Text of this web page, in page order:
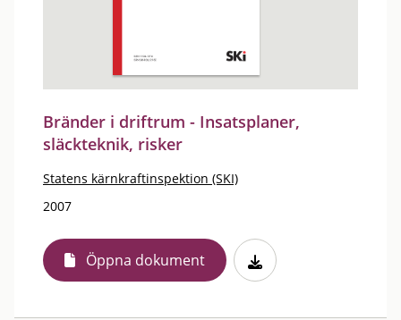
Bränder i driftrum - Insatsplaner,
släckteknik, risker
Statens kärnkraftinspektion (SKI)
2007
Öppna dokument